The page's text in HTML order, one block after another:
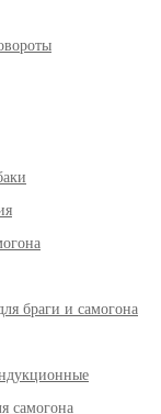
браги и самогона
самогона